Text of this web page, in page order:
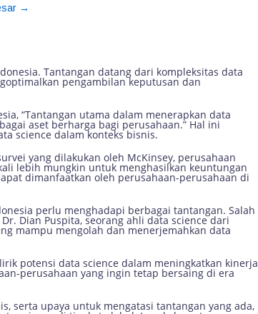
→
Tantangan datang dari kompleksitas data
pengambilan keputusan dan
“Tantangan utama dalam menerapkan data
aset berharga bagi perusahaan.” Hal ini
science dalam konteks bisnis.
yang dilakukan oleh McKinsey, perusahaan
lebih mungkin untuk menghasilkan keuntungan
dimanfaatkan oleh perusahaan-perusahaan di
perlu menghadapi berbagai tantangan. Salah
Dian Puspita, seorang ahli data science dari
mampu mengolah dan menerjemahkan data
potensi data science dalam meningkatkan kinerja
perusahaan yang ingin tetap bersaing di era
serta upaya untuk mengatasi tantangan yang ada,